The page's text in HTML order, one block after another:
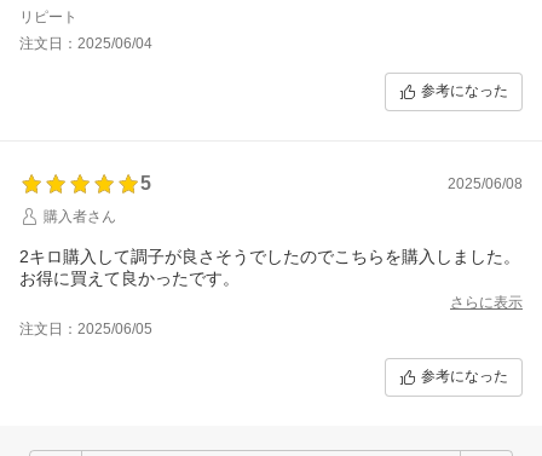
リピート
注文日：2025/06/04
参考になった
5
2025/06/08
購入者さん
2キロ購入して調子が良さそうでしたのでこちらを購入しました。
お得に買えて良かったです。
さらに表示
注文日：2025/06/05
参考になった